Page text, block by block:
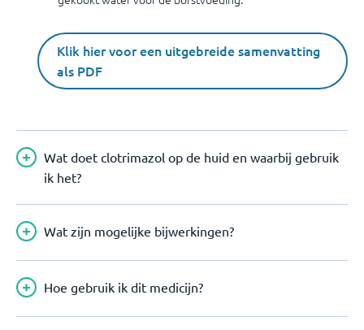
Klik hier voor een uitgebreide samenvatting
als PDF
Wat doet clotrimazol op de huid en waarbij gebruik
ik het?
Wat zijn mogelijke bijwerkingen?
Hoe gebruik ik dit medicijn?